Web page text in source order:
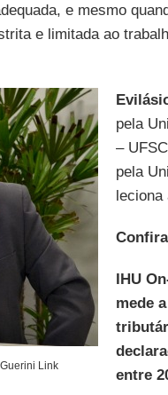
e mesmo
e limitada ao
Link
pela
–
pela
leciona
IHU
mede
entre